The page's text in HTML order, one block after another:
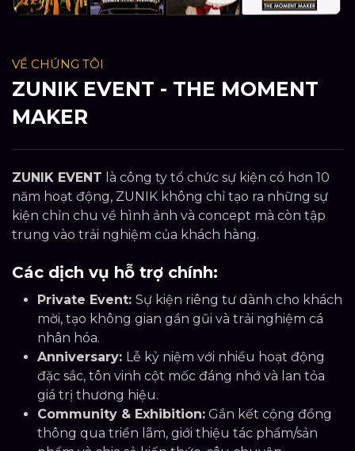
VỀ CHÚNG TÔI
ZUNIK EVENT - THE MOMENT
MAKER
ZUNIK EVENT là công ty tổ chức sự kiện có hơn 10
năm hoạt động, ZUNIK không chỉ tạo ra những sự
kiện chỉn chu về hình ảnh và concept mà còn tập
trung vào trải nghiệm của khách hàng.
Các dịch vụ hỗ trợ chính:
Private Event: Sự kiện riêng tư dành cho khách
mời, tạo không gian gần gũi và trải nghiệm cá
nhân hóa.
Anniversary: Lễ kỷ niệm với nhiều hoạt động
đặc sắc, tôn vinh cột mốc đáng nhớ và lan tỏa
giá trị thương hiệu.
Community & Exhibition: Gắn kết cộng đồng
thông qua triển lãm, giới thiệu tác phẩm/sản